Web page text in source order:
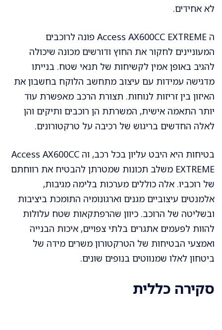
לא אחידים.
ה Access AX600CC EXTREME פונה לרוכבים
המעוניינים לחקור את החוץ ודורשים מכונה שיכולה
להגיב באופן אמין לקשיחות של תנאי שטח. בנייתו
מדגישה עמידות עם עיצוב מתחשב הלוקח בחשבון את
האיזון בין זריזות לנוחות. תצורת הרכב מאפשרת עוד
יותר התאמה אישית, המשרתת הן רוכבים ותיקים והן
לאלה החדשים בריגוש של רכיבה על טרקטורונים.
בטיחות היא היבט עליון בכל רכב, וה Access AX600CC
EXTREME משלב תכונות שמטרתן להבטיח את רווחתם
של רוכביו. אלה כוללים מערכות בלימה מגיבות,
אלמנטים עיצוביים מגנים וארגונומיה התומכת ביציבות
ובשליטה של הרוכב. כיוון שהרפתקאות שטח עלולות
להוות לפעמים אתגרים בלתי צפויים, איכות הבנייה
ואמצעי הבטיחות של הטרקטורון משרים מידה של
ביטחון לאלו שמנווטים בנופים שונים.
סקירה כללית